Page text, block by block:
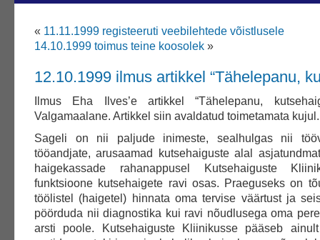
« 11.11.1999 registeeruti veebilehtede võistlusele
14.10.1999 toimus teine koosolek »
12.10.1999 ilmus artikkel “Tähelepanu,
Ilmus Eha Ilves’e artikkel “Tähelepanu,
Valgamaalane. Artikkel siin avaldatud toimetamata kujul.
Sageli on nii paljude inimeste, sealhulgas nii
tööandjate, arusaamad kutsehaiguste alal
haigekassade rahanappusel Kutsehaiguste
funktsioone kutsehaigete ravi osas. Praeguseks on
töölistel (haigetel) hinnata oma tervise väärtust ja
pöörduda nii diagnostika kui ravi nõudlusega oma
arsti poole. Kutsehaiguste Kliinikusse pääseb